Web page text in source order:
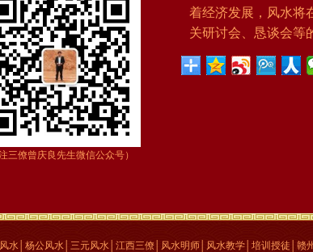
注三僚曾庆良先生微信公众号）
着经济发展，风水
关研讨会、恳谈会等
水│杨公风水│三元风水│江西三僚│风水明师│风水教学│培训授徒│赣